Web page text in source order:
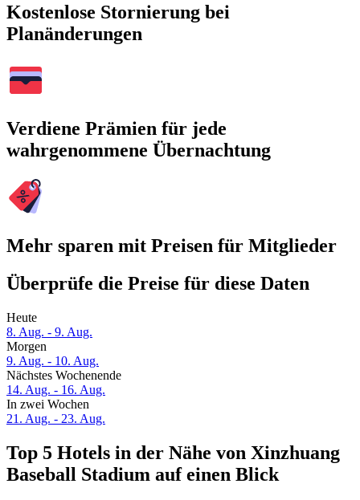
Kostenlose Stornierung bei
Planänderungen
Verdiene Prämien für jede
wahrgenommene Übernachtung
Mehr sparen mit Preisen für Mitglieder
Überprüfe die Preise für diese Daten
Heute
8. Aug. - 9. Aug.
Morgen
9. Aug. - 10. Aug.
Nächstes Wochenende
14. Aug. - 16. Aug.
In zwei Wochen
21. Aug. - 23. Aug.
Top 5 Hotels in der Nähe von Xinzhuang
Baseball Stadium auf einen Blick